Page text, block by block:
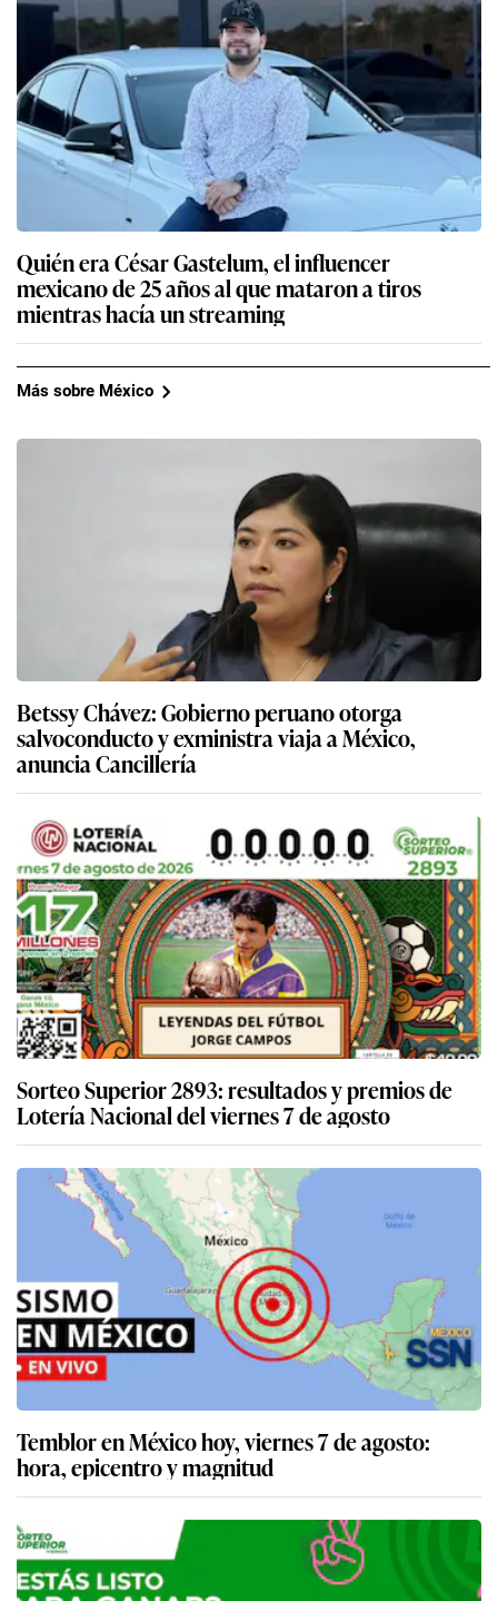
Quién era César Gastelum, el influencer
mexicano de 25 años al que mataron a tiros
mientras hacía un streaming
Más sobre México
Betssy Chávez: Gobierno peruano otorga
salvoconducto y exministra viaja a México,
anuncia Cancillería
Sorteo Superior 2893: resultados y premios de
Lotería Nacional del viernes 7 de agosto
Temblor en México hoy, viernes 7 de agosto:
hora, epicentro y magnitud